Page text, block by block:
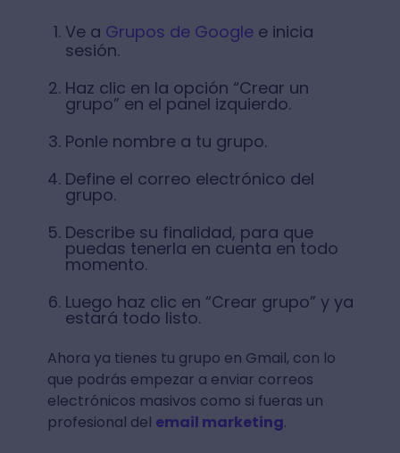
Ve a Grupos de Googlee inicia
sesión.
Haz clic en la opción “Crear un
grupo” en el panel izquierdo.
Ponle nombre a tu grupo.
Define el correo electrónico del
grupo.
Describe su finalidad, para que
puedas tenerla en cuenta en todo
momento.
Luego haz clic en “Crear grupo” y ya
estará todo listo.
Ahora ya tienes tu grupo en Gmail, con lo
que podrás empezar a enviar correos
electrónicos masivos como si fueras un
profesional del email marketing.